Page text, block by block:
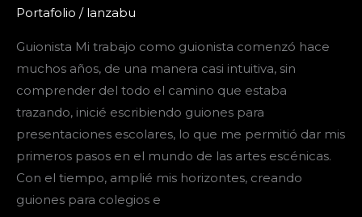
Portafolio / lanzabu
Guionista Mi trabajo como guionista comenzó hace
muchos años, de una manera casi intuitiva, sin
comprender del todo el camino que estaba
trazando, inicié escribiendo guiones para
presentaciones escolares, lo que me permitió dar mis
primeros pasos en el mundo de las artes escénicas.
Con el tiempo, amplié mis horizontes, creando
guiones para colegios e